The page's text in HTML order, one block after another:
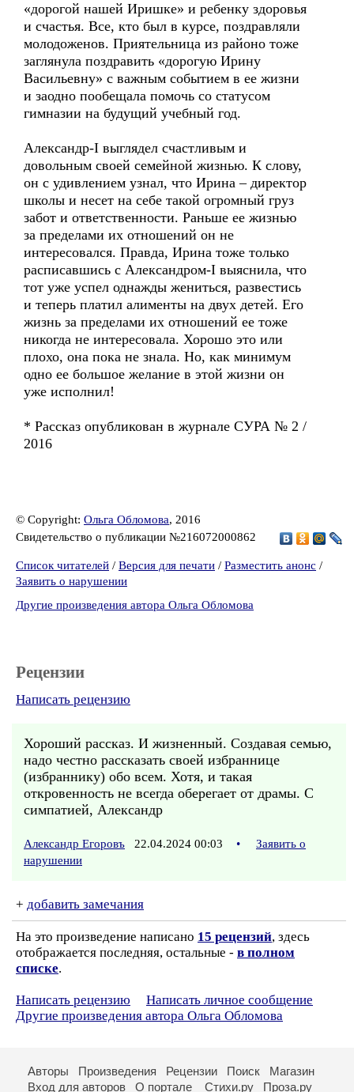
«дорогой нашей Иришке» и ребенку здоровья
и счастья. Все, кто был в курсе, поздравляли
молодоженов. Приятельница из районо тоже
заглянула поздравить «дорогую Ирину
Васильевну» с важным событием в ее жизни
и заодно пообещала помочь со статусом
гимназии на будущий учебный год.
Александр-I выглядел счастливым и
довольным своей семейной жизнью. К слову,
он с удивлением узнал, что Ирина – директор
школы и несет на себе такой огромный груз
забот и ответственности. Раньше ее жизнью
за пределами их отношений он не
интересовался. Правда, Ирина тоже только
расписавшись с Александром-I выяснила, что
тот уже успел однажды жениться, развестись
и теперь платил алименты на двух детей. Его
жизнь за пределами их отношений ее тоже
никогда не интересовала. Хорошо это или
плохо, она пока не знала. Но, как минимум
одно ее большое желание в этой жизни он
уже исполнил!
* Рассказ опубликован в журнале СУРА № 2 /
2016
© Copyright: Ольга Обломова, 2016
Свидетельство о публикации №216072000862
Список читателей / Версия для печати / Разместить анонс /
Заявить о нарушении
Другие произведения автора Ольга Обломова
Рецензии
Написать рецензию
Хороший рассказ. И жизненный. Создавая семью,
надо честно рассказать своей избраннице
(избраннику) обо всем. Хотя, и такая
откровенность не всегда оберегает от драмы. С
симпатией, Александр
Александр Егоровъ 22.04.2024 00:03 •
Заявить о
нарушении
+ добавить замечания
На это произведение написано 15 рецензий, здесь
отображается последняя, остальные - в полном
списке.
Написать рецензию
Написать личное сообщение
Другие произведения автора Ольга Обломова
Авторы Произведения Рецензии Поиск
Магазин
Вход для авторов
О портале Стихи.ру Проза.ру